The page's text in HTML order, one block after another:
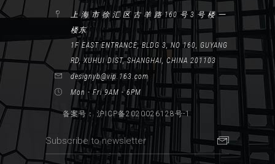
上 海 市 徐 汇 区 古 羊 路 160 号 3 号 楼 一
楼东
1F EAST ENTRANCE, BLDG 3, NO 160, GUYANG
RD, XUHUI DIST, SHANGHAI, CHINA 201103
designyb@vip.163.com
Mon - Fri 9AM - 6PM
备案号： 沪ICP备2020026128号-1